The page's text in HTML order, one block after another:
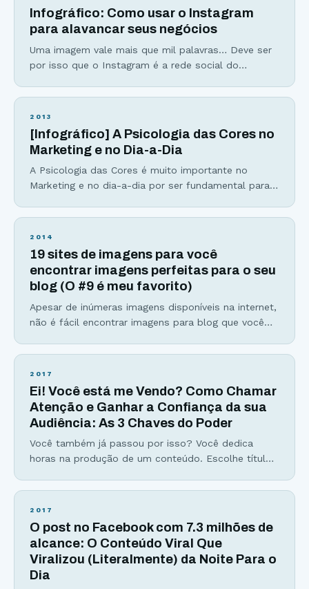
Infográfico: Como usar o Instagram
para alavancar seus negócios
Uma imagem vale mais que mil palavras… Deve ser
por isso que o Instagram é a rede social do
completou 4 anos e, desde de seu lançamento, os
a rede social de fotos estreou na App
2013
[Infográfico] A Psicologia das Cores no
Marketing e no Dia-a-Dia
A Psicologia das Cores é muito importante no
Marketing e no dia-a-dia por ser fundamental para
podemos usar uma determinada cor para nosso
apontam que: 84,7% dos consumidores acreditam
que as cores de um produto são muito
2014
19 sites de imagens para você
encontrar imagens perfeitas para o seu
blog (O #9 é meu favorito)
Apesar de inúmeras imagens disponíveis na internet,
não é fácil encontrar imagens para blog que você
Com mais blogs e sites surgindo sobre um
uma melhor estética, tipografia, usabilidade,
posicionamento
2017
Ei! Você está me Vendo? Como Chamar
Atenção e Ganhar a Confiança da sua
Audiência: As 3 Chaves do Poder
Você também já passou por isso? Você dedica
horas na produção de um conteúdo. Escolhe título,
interessantes… Mas quando publica… A palha do
se sente até mesmo injustiçado… Eu sei como é,
pois foi exatamente
2017
O post no Facebook com 7.3 milhões de
alcance: O Conteúdo Viral Que
Viralizou (Literalmente) da Noite Para o
Dia